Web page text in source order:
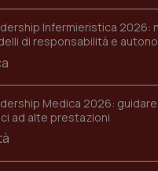
Infermieristica 2026:
di responsabilità e
Medica 2026:
ad alte prestazioni